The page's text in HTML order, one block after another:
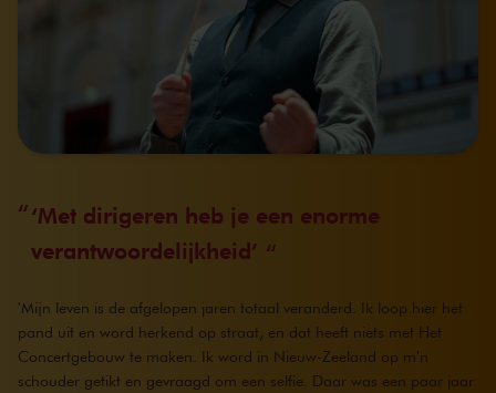
‘Met dirigeren heb je een enorme
verantwoordelijkheid’
'Mijn leven is de afgelopen jaren totaal veranderd. Ik loop hier het
pand uit en word herkend op straat, en dat heeft niets met Het
Concertgebouw te maken. Ik word in Nieuw-Zeeland op m'n
schouder getikt en gevraagd om een selfie. Daar was een paar jaar